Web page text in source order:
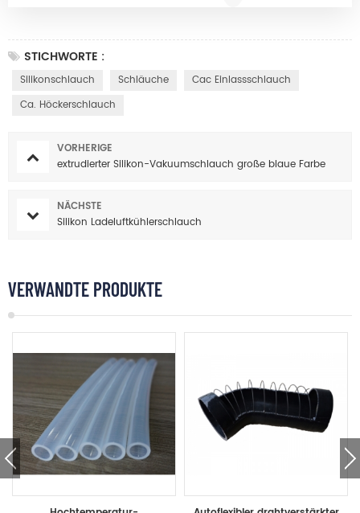
STICHWORTE :
Silikonschlauch Schläuche
Cac Einlassschlauch
Ca. Höckerschlauch
VORHERIGE
extrudierter Silikon-Vakuumschlauch große blaue Farbe
NÄCHSTE
Silikon Ladeluftkühlerschlauch
VERWANDTE PRODUKTE